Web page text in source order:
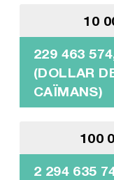
10
229 463
(DOLLAR
CAÏMANS)
100
2 294 635